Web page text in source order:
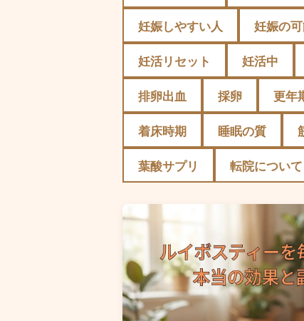
妊娠しやすい人
妊娠の
妊活リセット
妊活中
排卵出血
採卵 更年
着床時期
睡眠の質
葉酸サプリ
転院について